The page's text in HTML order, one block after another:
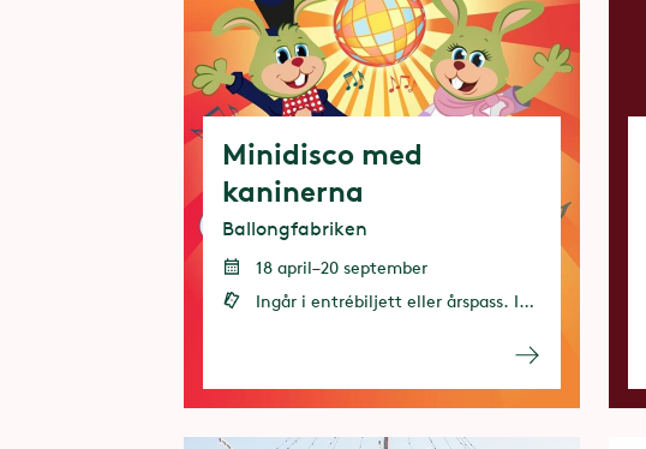
Minidisco med
kaninerna
Ballongfabriken
18 april–20 september
Ingår i entrébiljett eller årspass. Ingen förbokning krävs